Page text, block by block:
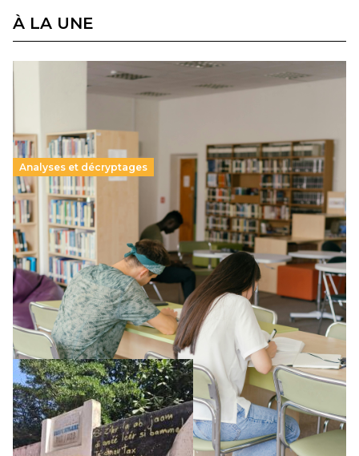
À LA UNE
Analyses et décryptages
Supérieur privé : une dérive qui met à mal la
promesse républicaine
11 juillet 2026-
Le projet de loi sur la régulation de l’enseignement
supérieur privé met en lumière l’amplification d’un système
qui relègue l’acte pédagogique au superfétatoire, voire à…
Lire la suite →